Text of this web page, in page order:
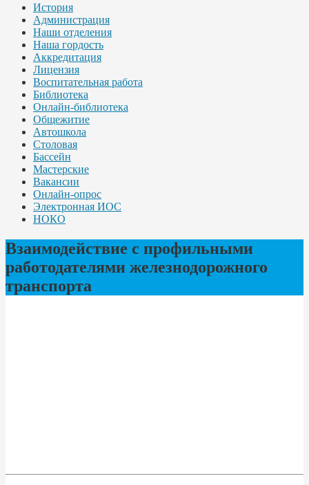
История
Администрация
Наши отделения
Наша гордость
Аккредитация
Лицензия
Воспитательная работа
Библиотека
Онлайн-библиотека
Общежитие
Автошкола
Столовая
Бассейн
Мастерские
Вакансии
Онлайн-опрос
Электронная ИОС
НОКО
Взаимодействие с профильными
работодателями железнодорожного
транспорта